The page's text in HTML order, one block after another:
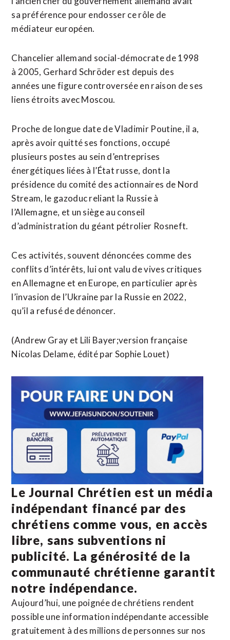
sa préférence pour endosser ce rôle de
médiateur européen.
Chancelier allemand social-démocrate de 1998
à 2005, Gerhard Schröder est depuis des
années une figure controversée en raison de ses
liens étroits avec Moscou.
Proche de longue date de Vladimir Poutine, il a,
après avoir quitté ses fonctions, occupé
plusieurs postes au sein d’entreprises
énergétiques liées à l’État russe, dont la
présidence du comité des actionnaires de Nord
Stream, le gazoduc reliant la Russie à
l’Allemagne, et un siège au conseil
d’administration du géant pétrolier Rosneft.
Ces activités, souvent dénoncées comme des
conflits d’intérêts, lui ont valu de vives critiques
en Allemagne et en Europe, en particulier après
l’invasion de l’Ukraine par la Russie en 2022,
qu’il a refusé de dénoncer.
(Andrew Gray et Lili Bayer;version française
Nicolas Delame, édité par Sophie Louet)
Le Journal Chrétien est un média
indépendant financé par des
chrétiens comme vous, en accès
libre, sans subventions ni
publicité. La générosité de la
communauté chrétienne garantit
notre indépendance.
Aujourd’hui, une poignée de chrétiens rendent
possible une information indépendante accessible
gratuitement à des millions de personnes sur nos